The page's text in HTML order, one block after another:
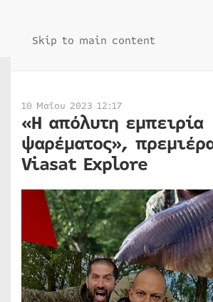
Skip to main content
10 Μαΐου 2023 12:17
«Η απόλυτη εμπειρία
ψαρέματος»,
Viasat Εxplore